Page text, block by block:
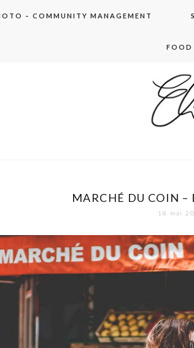
– COMMUNITY MANAGEMENT
FOOD
elodie
MARCHÉ DU COIN –
18 mai